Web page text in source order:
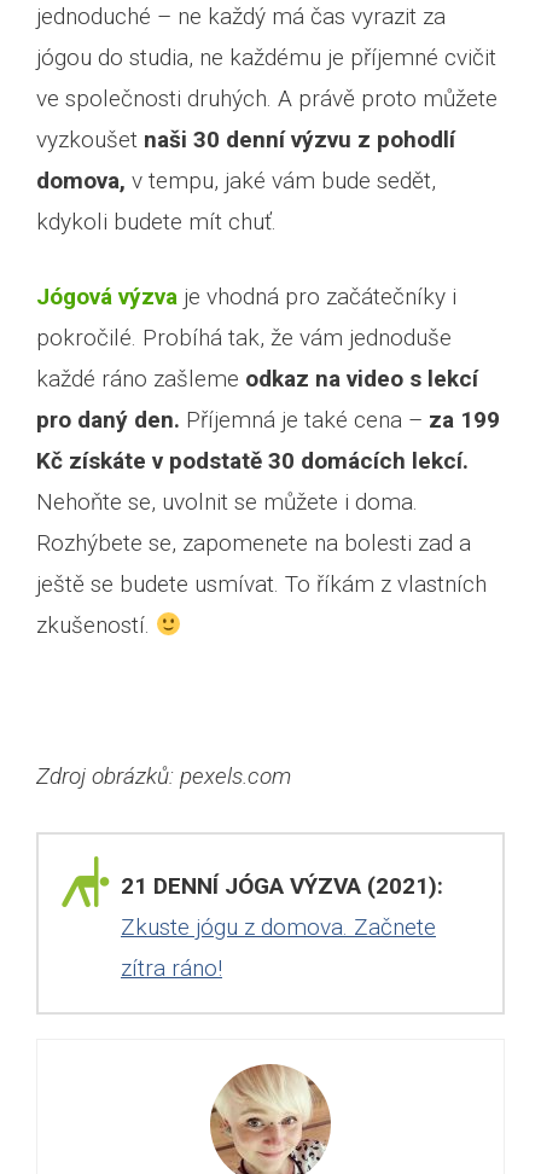
jednoduché – ne každý má čas vyrazit za
jógou do studia, ne každému je příjemné cvičit
ve společnosti druhých. A právě proto můžete
vyzkoušet naši 30 denní výzvu z pohodlí
domova, v tempu, jaké vám bude sedět,
kdykoli budete mít chuť.
Jógová výzva je vhodná pro začátečníky i
pokročilé. Probíhá tak, že vám jednoduše
každé ráno zašleme odkaz na video s lekcí
pro daný den. Příjemná je také cena – za 199
Kč získáte v podstatě 30 domácích lekcí.
Nehoňte se, uvolnit se můžete i doma.
Rozhýbete se, zapomenete na bolesti zad a
ještě se budete usmívat. To říkám z vlastních
zkušeností.
Zdroj obrázků: pexels.com
21 DENNÍ JÓGA VÝZVA (2021):
Zkuste jógu z domova. Začnete
zítra ráno!